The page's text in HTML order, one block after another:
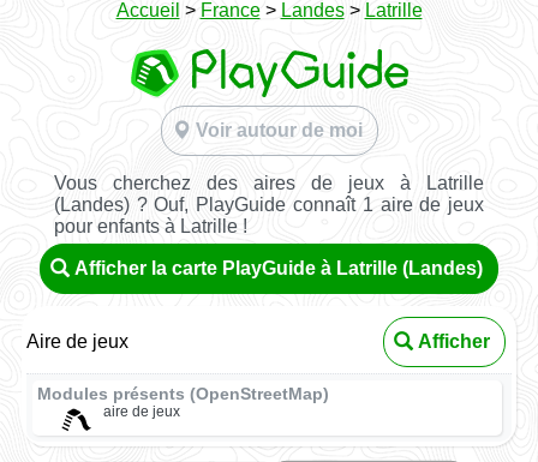
Accueil > France> Landes> Latrille
Voir autour de moi
Vous cherchez des aires de jeux à Latrille
(Landes) ? Ouf, PlayGuide connaît 1 aire de jeux
pour enfants à Latrille !
Afficher la carte PlayGuide à Latrille (Landes)
Aire de jeux Afficher
Modules présents (OpenStreetMap)
aire de jeux